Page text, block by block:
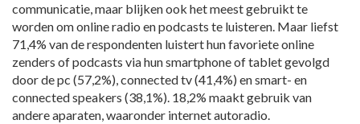
communicatie, maar blijken ook het meest gebruikt te
worden om online radio en podcasts te luisteren. Maar liefst
71,4% van de respondenten luistert hun favoriete online
zenders of podcasts via hun smartphone of tablet gevolgd
door de pc (57,2%), connected tv (41,4%) en smart- en
connected speakers (38,1%). 18,2% maakt gebruik van
andere aparaten, waaronder internet autoradio.